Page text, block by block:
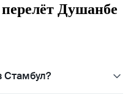
Душанбе
Стамбул?